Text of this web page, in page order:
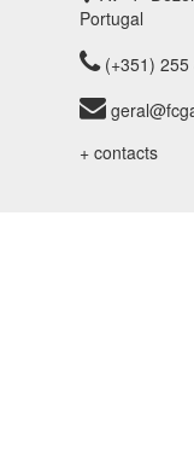
Portugal
(+351) 255
+ contacts